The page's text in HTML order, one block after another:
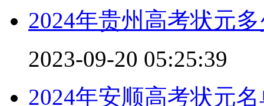
2024年贵州高考状元
2023-09-20 05:25:39
2024年安顺高考状元